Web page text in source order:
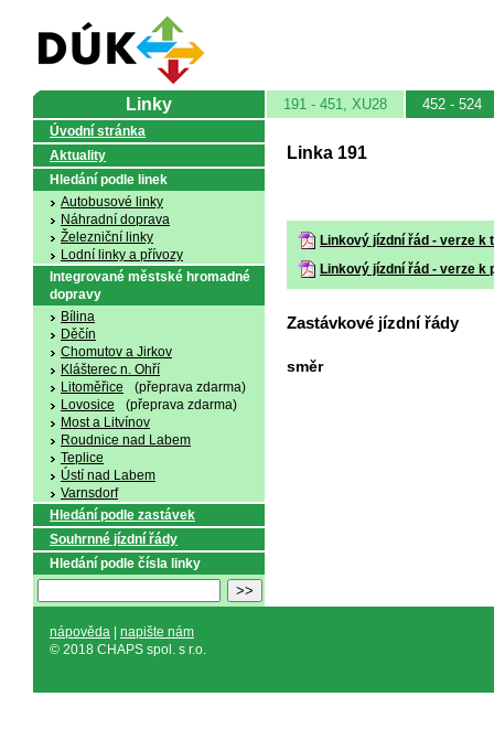
Linka 191
Linkový jízdní řád - verze k
Linkový jízdní řád - verze k
Zastávkové jízdní řády
směr
Úvodní stránka
Aktuality
Hledání podle linek
Autobusové linky
Náhradní doprava
Železniční linky
Lodní linky a přívozy
Integrované městské hromadné
dopravy
Bílina
Děčín
Chomutov a Jirkov
Klášterec n. Ohří
Litoměřice
(přeprava zdarma)
Lovosice
(přeprava zdarma)
Most a Litvínov
Roudnice nad Labem
Teplice
Ústí nad Labem
Varnsdorf
Hledání podle zastávek
Souhrnné jízdní řády
Hledání podle čísla linky
Linky 191 - 451, XU28 452 - 524
nápověda
napište nám
© 2018 CHAPS spol. s r.o.